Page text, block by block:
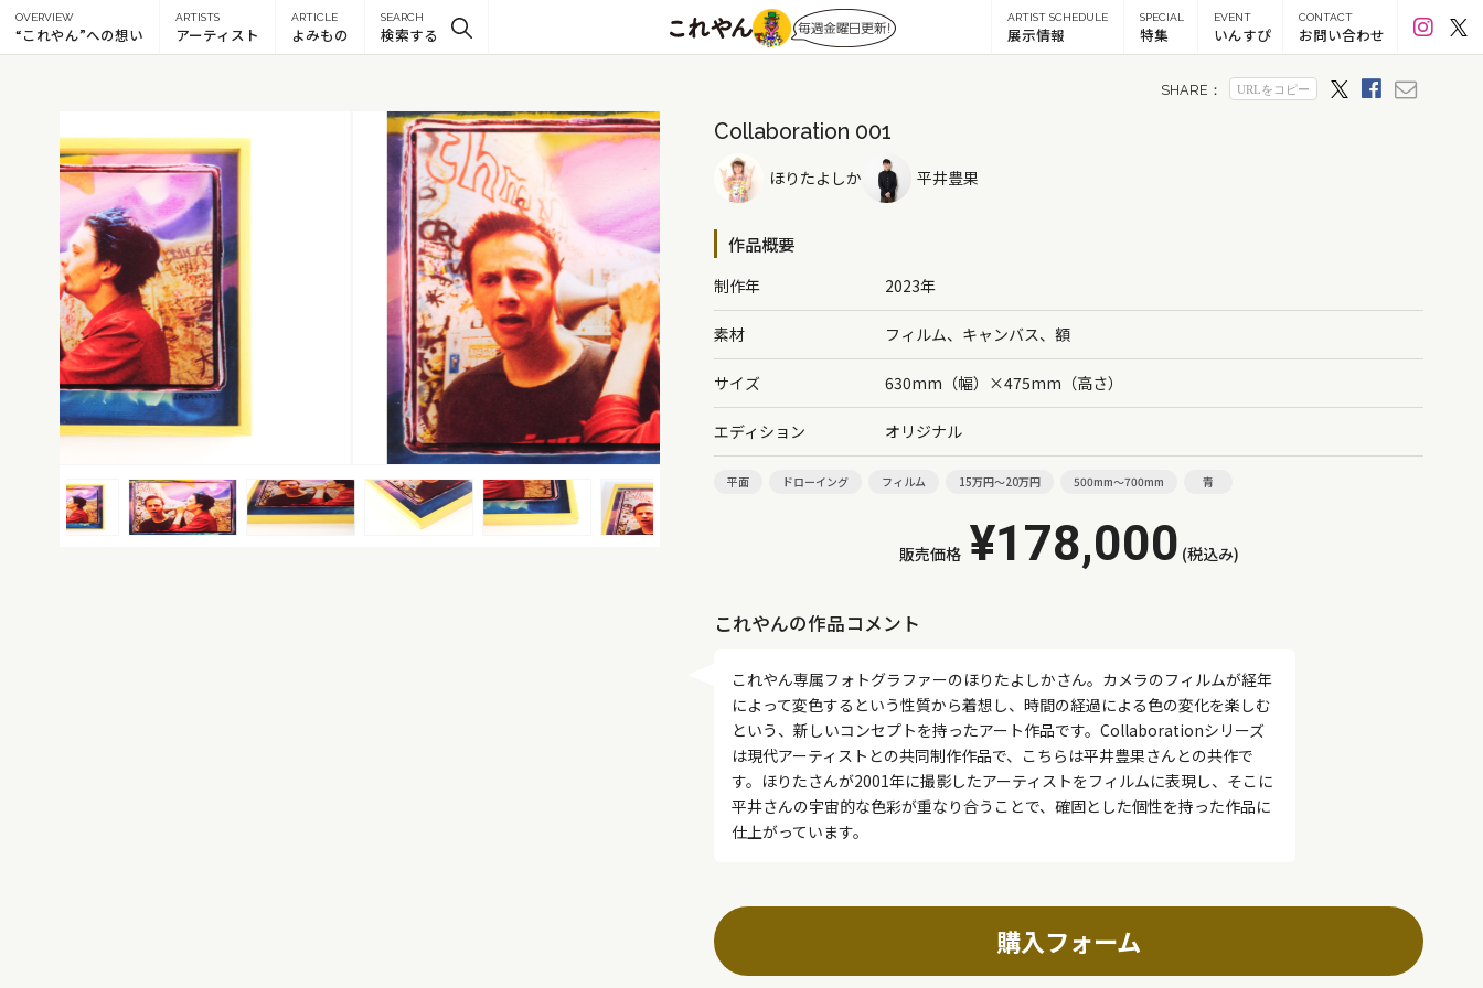
OVERVIEW
“これやん”への想い
ARTISTS
アーティスト
ARTICLE
よみもの
SEARCH
検索する
ARTIST SCHEDULE
展示情報
SPECIAL
特集
EVENT
いんすぴ
CONTACT
お問い合わせ
Collaboration 001
ほりたよしか 平井豊果
作品概要
制作年 2023年
素材 フィルム、キャンバス、額
サイズ 630mm（幅）×475mm（高さ）
エディション オリジナル
平面 ドローイング フィルム 15万円～20万円 500mm～700mm 青
販売価格 ¥178,000 (税込み)
これやんの作品コメント
これやん専属フォトグラファーのほりたよしかさん。カメラのフィルムが経年
によって変色するという性質から着想し、時間の経過による色の変化を楽しむ
という、新しいコンセプトを持ったアート作品です。Collaborationシリーズ
は現代アーティストとの共同制作作品で、こちらは平井豊果さんとの共作で
す。ほりたさんが2001年に撮影したアーティストをフィルムに表現し、そこに
平井さんの宇宙的な色彩が重なり合うことで、確固とした個性を持った作品に
仕上がっています。
購入フォーム